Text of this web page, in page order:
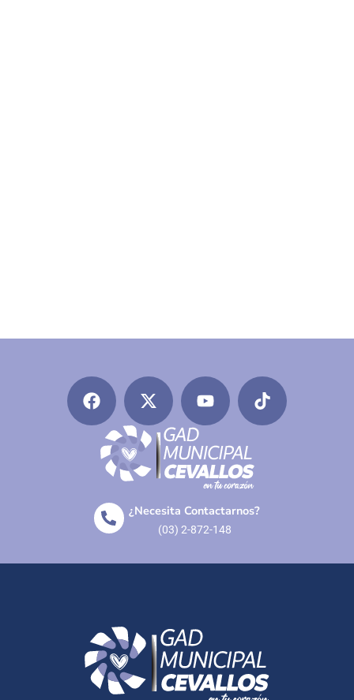
¿Necesita Contactarnos?
(03) 2-872-148